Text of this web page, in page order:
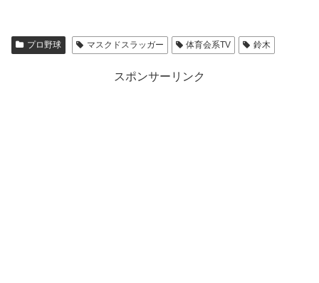
プロ野球 マスクドスラッガー 体育会系TV 鈴木
スポンサーリンク